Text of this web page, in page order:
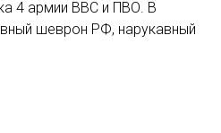
4 армии ВВС и ПВО. В
шеврон РФ, нарукавный